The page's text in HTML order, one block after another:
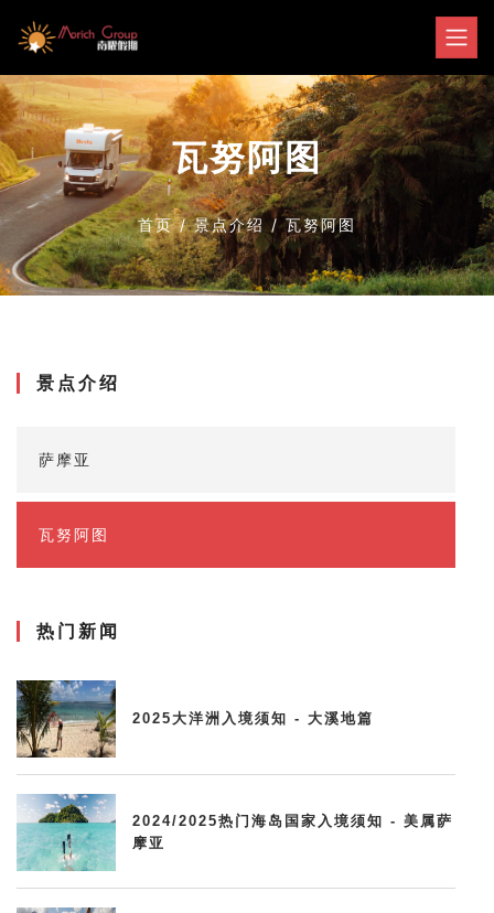
瓦努阿图
首页/景点介绍 /瓦努阿图
景点介绍
萨摩亚
瓦努阿图
热门新闻
2025大洋洲入境须知 - 大溪地篇
2024/2025热门海岛国家入境须知 - 美属萨
摩亚